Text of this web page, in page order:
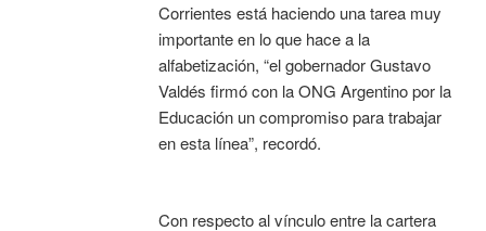
Corrientes está haciendo una tarea muy
importante en lo que hace a la
alfabetización, “el gobernador Gustavo
Valdés firmó con la ONG Argentino por la
Educación un compromiso para trabajar
en esta línea”, recordó.
Con respecto al vínculo entre la cartera